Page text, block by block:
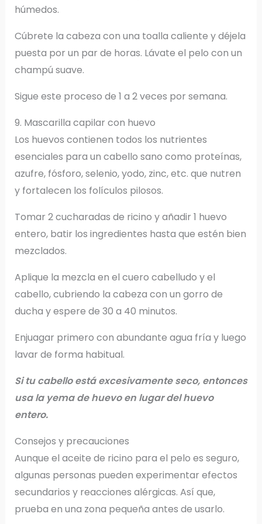
húmedos.
Cúbrete la cabeza con una toalla caliente y déjela
puesta por un par de horas. Lávate el pelo con un
champú suave.
Sigue este proceso de 1 a 2 veces por semana.
9. Mascarilla capilar con huevo
Los huevos contienen todos los nutrientes
esenciales para un cabello sano como proteínas,
azufre, fósforo, selenio, yodo, zinc, etc. que nutren
y fortalecen los folículos pilosos.
Tomar 2 cucharadas de ricino y añadir 1 huevo
entero, batir los ingredientes hasta que estén bien
mezclados.
Aplique la mezcla en el cuero cabelludo y el
cabello, cubriendo la cabeza con un gorro de
ducha y espere de 30 a 40 minutos.
Enjuagar primero con abundante agua fría y luego
lavar de forma habitual.
Si tu cabello está excesivamente seco, entonces
usa la yema de huevo en lugar del huevo
entero.
Consejos y precauciones
Aunque el aceite de ricino para el pelo es seguro,
algunas personas pueden experimentar efectos
secundarios y reacciones alérgicas. Así que,
prueba en una zona pequeña antes de usarlo.